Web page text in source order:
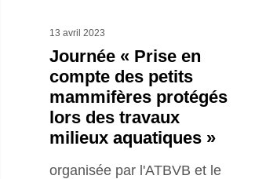
aquatiques »
13 avril 2023
Journée « Prise en
compte des petits
mammifères protégés
lors des travaux
milieux aquatiques »
organisée par l'ATBVB et le